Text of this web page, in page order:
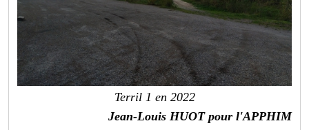
Terril 1 en 2022
Jean-Louis HUOT pour l'APPHIM